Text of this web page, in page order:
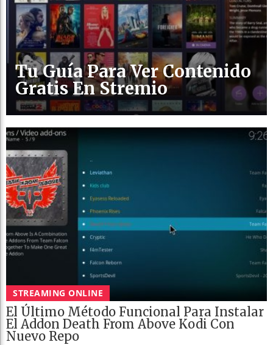
Tu Guía Para Ver Contenido
Gratis En Stremio
STREAMING ONLINE
El Último Método Funcional Para Instalar
El Addon Death From Above Kodi Con
Nuevo Repo